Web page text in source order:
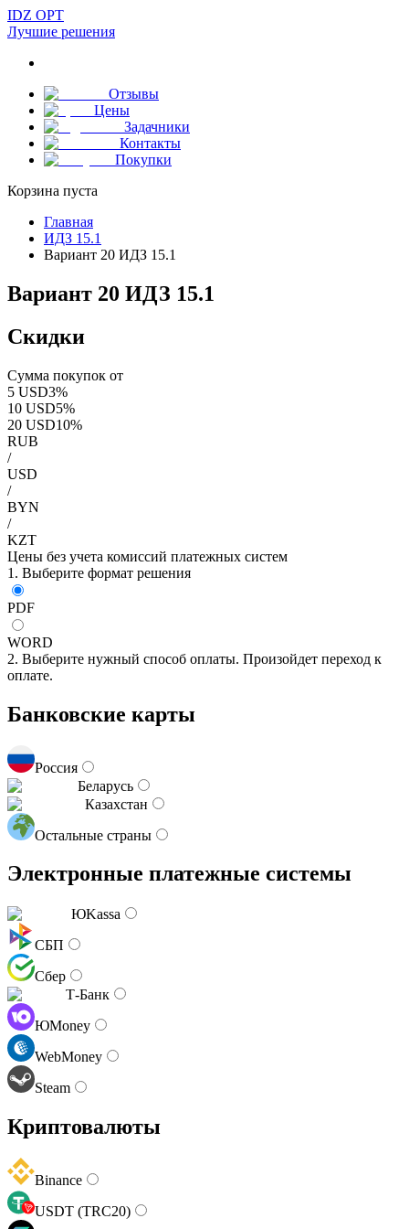
IDZ OPT
Лучшие решения
Отзывы
Цены
Задачники
Контакты
Покупки
Корзина пуста
Главная
ИДЗ 15.1
Вариант 20 ИДЗ 15.1
Вариант 20 ИДЗ 15.1
Скидки
Сумма покупок от
5 USD3%
10 USD5%
20 USD10%
RUB
/
USD
/
BYN
/
KZT
Цены без учета комиссий платежных систем
1. Выберите формат решения
PDF
WORD
2. Выберите нужный способ оплаты. Произойдет переход к
оплате.
Банковские карты
Россия
Беларусь
Казахстан
Остальные страны
Электронные платежные системы
ЮKassa
СБП
Сбер
Т-Банк
ЮMoney
WebMoney
Steam
Криптовалюты
Binance
USDT (TRC20)